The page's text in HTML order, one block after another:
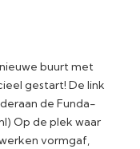
buurt met
gestart! De link
de Funda-
Op de plek waar
vormgaf,